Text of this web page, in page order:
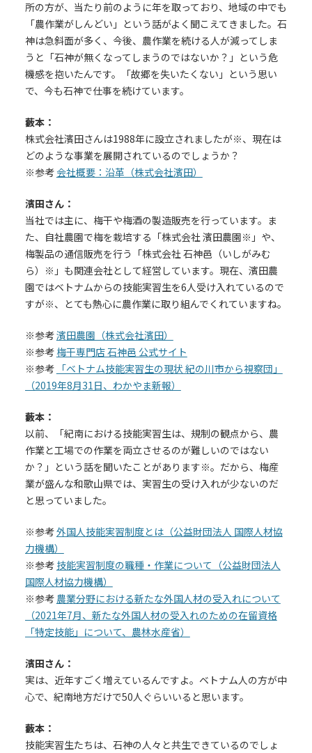
所の方が、当たり前のように年を取っており、地域の中でも
「農作業がしんどい」という話がよく聞こえてきました。石
神は急斜面が多く、今後、農作業を続ける人が減ってしま
うと「石神が無くなってしまうのではないか？」という危
機感を抱いたんです。「故郷を失いたくない」という思い
で、今も石神で仕事を続けています。
藪本：
株式会社濱田さんは1988年に設立されましたが※、現在は
どのような事業を展開されているのでしょうか？
※参考 会社概要：沿革（株式会社濱田）
濱田さん：
当社では主に、梅干や梅酒の製造販売を行っています。ま
た、自社農園で梅を栽培する「株式会社 濱田農園※」や、
梅製品の通信販売を行う「株式会社 石神邑（いしがみむ
ら）※」も関連会社として経営しています。現在、濱田農
園ではベトナムからの技能実習生を6人受け入れているので
すが※、とても熱心に農作業に取り組んでくれていますね。
※参考濱田農園（株式会社濱田）
※参考梅干専門店 石神邑 公式サイト
※参考 「ベトナム技能実習生の現状 紀の川市から視察団」
（2019年8月31日、わかやま新報）
藪本：
以前、「紀南における技能実習生は、規制の観点から、農
作業と工場での作業を両立させるのが難しいのではない
か？」という話を聞いたことがあります※。だから、梅産
業が盛んな和歌山県では、実習生の受け入れが少ないのだ
と思っていました。
※参考外国人技能実習制度とは（公益財団法人 国際人材協
力機構）
※参考 技能実習制度の職種・作業について（公益財団法人
国際人材協力機構）
※参考 農業分野における新たな外国人材の受入れについて
（2021年7月、新たな外国人材の受入れのための在留資格
「特定技能」について、農林水産省）
濱田さん：
実は、近年すごく増えているんですよ。ベトナム人の方が中
心で、紀南地方だけで50人ぐらいいると思います。
藪本：
技能実習生たちは、石神の人々と共生できているのでしょ